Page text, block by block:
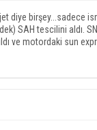
diye birşey...sadece
SAH tescilini aldı.
ve motordaki sun